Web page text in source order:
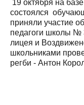
19 октября на
состоялся
приняли участие
педагоги школы №
лицея и
школьниками
регби - Антон